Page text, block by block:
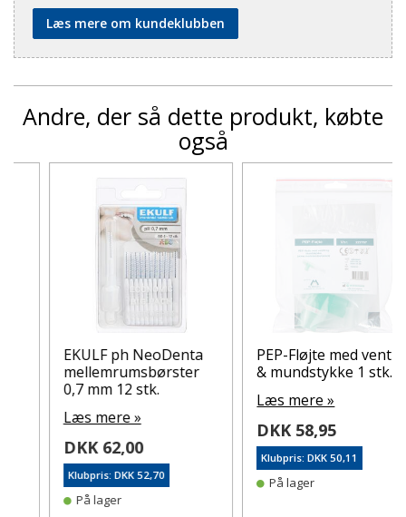
Læs mere om kundeklubben
Andre, der så dette produkt, købte
også
EKULF ph NeoDenta
mellemrumsbørster
0,7 mm 12 stk.
Læs mere »
DKK 62,00
Klubpris: DKK 52,70
På lager
PEP-Fløjte med ventil
& mundstykke 1 stk.
Læs mere »
DKK 58,95
Klubpris: DKK 50,11
På lager